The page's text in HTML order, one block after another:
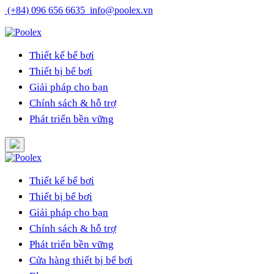
Skip
content
(+84) 096 656 6635 info@poolex.vn
Thiết kế bể bơi
Thiết bị bể bơi
Giải pháp cho bạn
Chính sách & hỗ trợ
Phát triển bền vững
Thiết kế bể bơi
Thiết bị bể bơi
Giải pháp cho bạn
Chính sách & hỗ trợ
Phát triển bền vững
Cửa hàng thiết bị bể bơi